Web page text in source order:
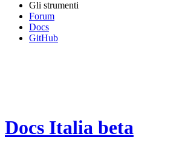
Gli strumenti
Forum
Docs
GitHub
Docs Italia beta